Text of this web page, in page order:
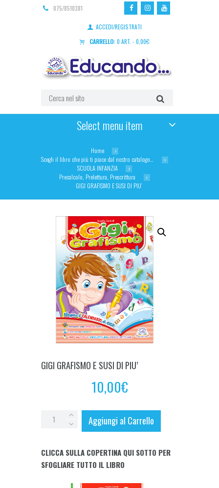
075/8510381
ACCEDI/REGISTRATI
CARRELLO: 0 ART. - 0,00€
Select menu item
Home
Scegli il libro che più ti piace dal nostro catalogo…
SCUOLA INFANZIA
Precalcolo, Prelettura, Prescrittura
GIGI GRAFISMO E SUSI DI PIU’
GIGI GRAFISMO E SUSI DI PIU’
10,00€
SUSI
DI
Aggiungi al Carrello
CLICCA SULLA COPERTINA QUI SOTTO PER
SFOGLIARE TUTTO IL LIBRO